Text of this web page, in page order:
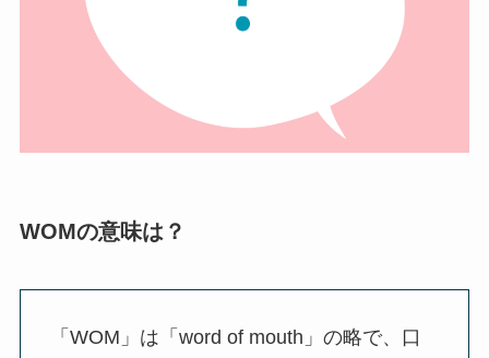
WOMの意味は？
「WOM」は「word of mouth」の略で、口